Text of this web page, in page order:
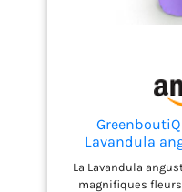
Lavandula
Lavande -
Plante - Pot
La Lavandula
magnifiques